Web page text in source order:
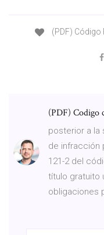
(PDF)
(PDF) Codigo
posterior a la
de infracción
121-2 del
título gratuito
obligaciones